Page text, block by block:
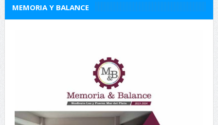
MEMORIA Y BALANCE